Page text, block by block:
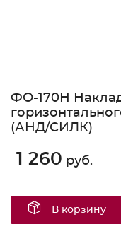
ФО-170Н
(АНД/СИЛК)
1 260 руб.
В корзину